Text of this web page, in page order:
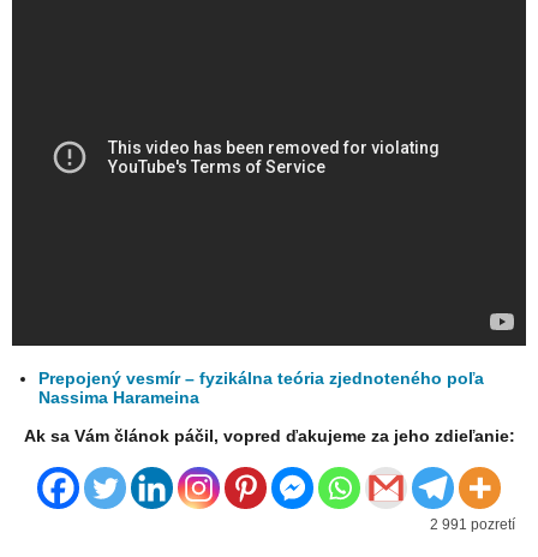
Prepojený vesmír – fyzikálna teória zjednoteného poľa
Nassima Harameina
Ak sa Vám článok páčil, vopred ďakujeme za jeho zdieľanie:
2 991 pozretí